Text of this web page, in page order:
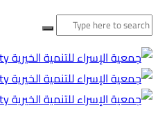
البحث
عن: